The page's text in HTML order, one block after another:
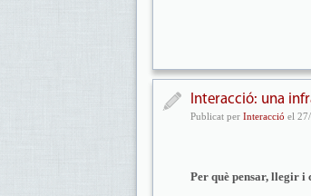
Interacció: una
Publicat per Interacció el
Per què pensar, llegir